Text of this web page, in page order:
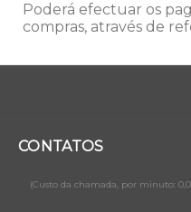
Poderá efectuar os
compras, através de
CONTATOS
(Custo da chamada, por minuto: